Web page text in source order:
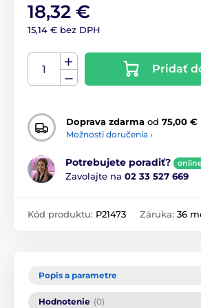
18,32 €
15,14 € bez DPH
Pridať
Doprava zdarma od 75,00 €
Možnosti doručenia ›
Potrebujete poradiť?
Zavolajte na 02 33 527 669
Kód produktu: P21473 Záruka: 36
Popis a parametre
Hodnotenie (0)